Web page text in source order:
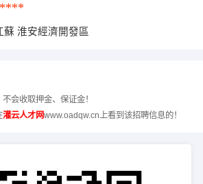
****
蘇 淮安經濟開發區
会收取押金、保证金！
灌云人才网www.oadqw.cn上看到该招聘信息的！